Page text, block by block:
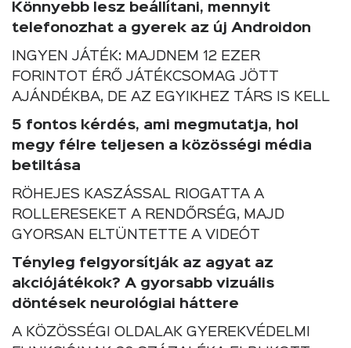
Könnyebb lesz beállítani, mennyit
telefonozhat a gyerek az új Androidon
INGYEN JÁTÉK: MAJDNEM 12 EZER
FORINTOT ÉRŐ JÁTÉKCSOMAG JÖTT
AJÁNDÉKBA, DE AZ EGYIKHEZ TÁRS IS KELL
5 fontos kérdés, ami megmutatja, hol
megy félre teljesen a közösségi média
betiltása
RÖHEJES KASZÁSSAL RIOGATTA A
ROLLERESEKET A RENDŐRSÉG, MAJD
GYORSAN ELTÜNTETTE A VIDEÓT
Tényleg felgyorsítják az agyat az
akciójátékok? A gyorsabb vizuális
döntések neurológiai háttere
A KÖZÖSSÉGI OLDALAK GYEREKVÉDELMI